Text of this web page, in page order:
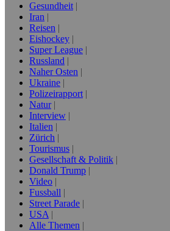
Gesundheit
Iran
Reisen
Eishockey
Super League
Russland
Naher Osten
Ukraine
Polizeirapport
Natur
Interview
Italien
Zürich
Tourismus
Gesellschaft & Politik
Donald Trump
Video
Fussball
Street Parade
USA
Alle Themen